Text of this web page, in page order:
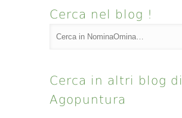
Cerca nel blog !
Cerca in altri blog di
Agopuntura